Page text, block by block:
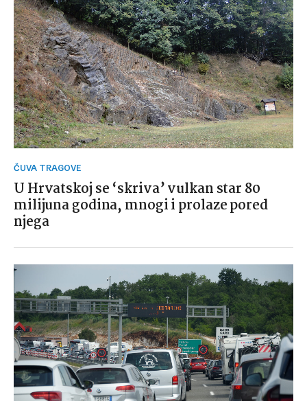
ČUVA TRAGOVE
U Hrvatskoj se ‘skriva’ vulkan star 80
milijuna godina, mnogi i prolaze pored
njega